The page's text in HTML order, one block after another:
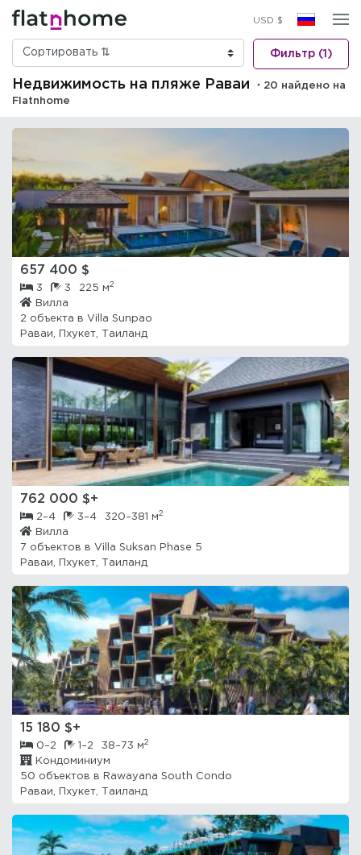
USD $
Фильтр (1)
Недвижимость на пляже Раваи
・20 найдено на
Flatnhome
657 400 $
3 3 225 м2
Вилла
2 объекта в Villa Sunpao
Раваи, Пхукет, Таиланд
762 000 $+
2–4 3–4 320–381 м2
Вилла
7 объектов в Villa Suksan Phase 5
Раваи, Пхукет, Таиланд
15 180 $+
0–2 1–2 38–73 м2
Кондоминиум
50 объектов в
Rawayana South Condo
Раваи, Пхукет, Таиланд